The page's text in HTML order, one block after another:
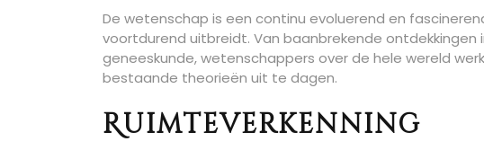
De wetenschap is een continu evoluerend en
voortdurend uitbreidt. Van baanbrekende
geneeskunde, wetenschappers over de hele wereld
bestaande theorieën uit te dagen.
Ruimteverkenning